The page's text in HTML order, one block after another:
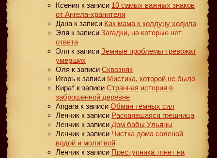
Ксения к записи 10 самых важных знаков
от Ангела-хранителя
Дана к записи Как мама к колдуну ходила
Эля к записи Загадки, на которые нет
ответа
Эля к записи Земные проблемы тревожат
умерших
Оля к записи Сквозняк
Игорь к записи Мистика, которой не было
Кира* к записи Странная история в
заброшенной деревне
Angara к записи Обман тёмных сил
Ленчик к записи Раскаявшаяся грешница
Ленчик к записи Дом бабы Ульяны
Ленчик к записи Чистка дома соленой
водой и молитвой
Ленчик к записи Преступника тянет на